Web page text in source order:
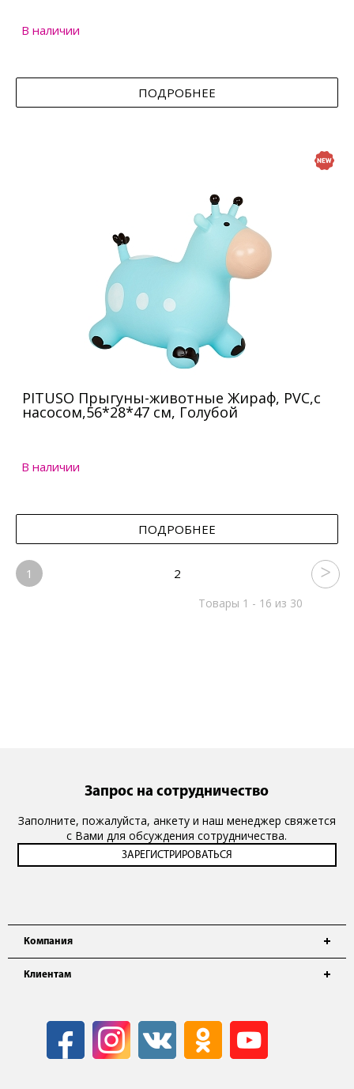
В наличии
ПОДРОБНЕЕ
PITUSO Прыгуны-животные Жираф, PVC,с
насосом,56*28*47 см, Голубой
В наличии
ПОДРОБНЕЕ
1 2
Товары 1 - 16 из 30
Компания
Клиентам
Запрос на сотрудничество
Заполните, пожалуйста, анкету и наш менеджер свяжется
с Вами для обсуждения сотрудничества.